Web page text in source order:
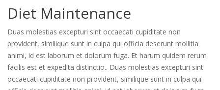
Diet Maintenance
Duas molestias excepturi sint occaecati cupiditate non
provident, similique sunt in culpa qui officia deserunt mollitia
animi, id est laborum et dolorum fuga. Et harum quidem rerum
facilis est et expedita distinctio.. Duas molestias excepturi sint
occaecati cupiditate non provident, similique sunt in culpa qui